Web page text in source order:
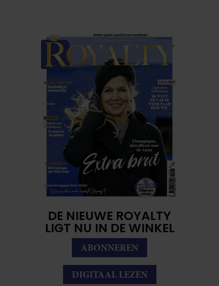
DE NIEUWE ROYALTY
LIGT NU IN DE WINKEL
ABONNEREN
DIGITAAL LEZEN